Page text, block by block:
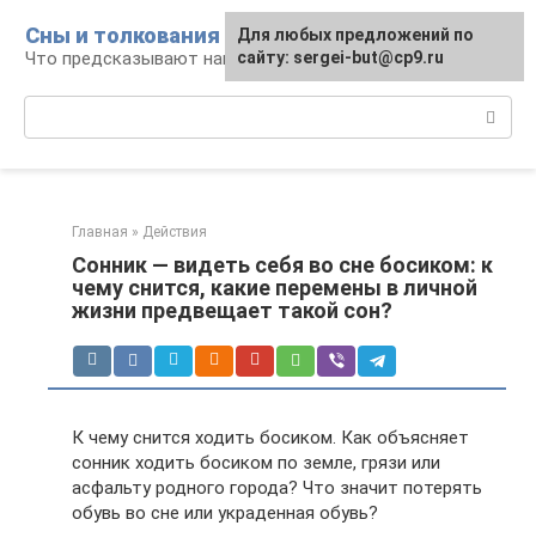
контенту
Сны и толкования
Что предсказывают нам наши сны
Главная » Действия
Сонник — видеть себя во сне босиком: к
чему снится, какие перемены в личной
жизни предвещает такой сон?
К чему снится ходить босиком. Как объясняет
сонник ходить босиком по земле, грязи или
асфальту родного города? Что значит потерять
обувь во сне или украденная обувь?
Для любых предложений по
сайту: sergei-but@cp9.ru